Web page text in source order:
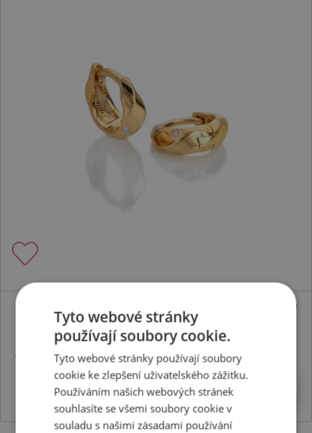
Skladem
Pozlacené stříbrné náušnice HD x
Golden Edit Huggie DE852
2799 Kč
Koupit
Tyto webové stránky
používají soubory cookie.
Tyto webové stránky používají soubory
cookie ke zlepšení uživatelského zážitku.
Používáním našich webových stránek
souhlasíte se všemi soubory cookie v
souladu s našimi zásadami používání